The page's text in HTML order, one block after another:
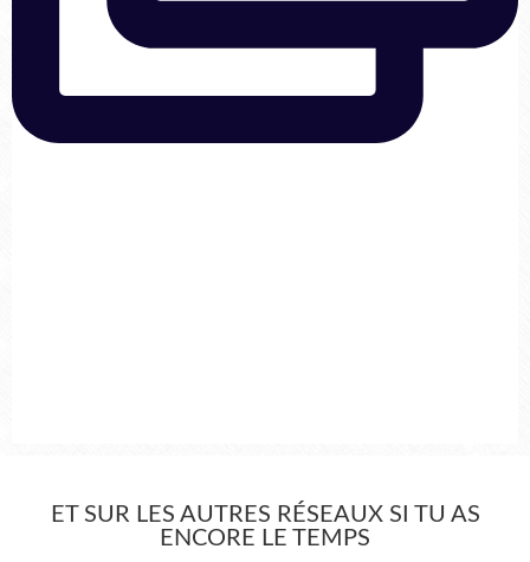
ET SUR LES AUTRES RÉSEAUX SI TU AS
ENCORE LE TEMPS